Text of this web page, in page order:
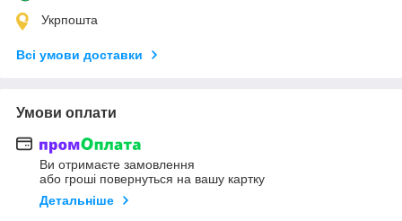
Укрпошта
Всі умови доставки
Умови оплати
Ви отримаєте замовлення
або гроші повернуться на вашу картку
Детальніше